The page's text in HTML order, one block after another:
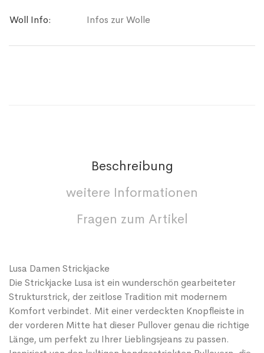
Woll Info:
Infos zur Wolle
Beschreibung
weitere Informationen
Fragen zum Artikel
Lusa Damen Strickjacke
Die Strickjacke Lusa ist ein wunderschön gearbeiteter
Strukturstrick, der zeitlose Tradition mit modernem
Komfort verbindet. Mit einer verdeckten Knopfleiste in
der vorderen Mitte hat dieser Pullover genau die richtige
Länge, um perfekt zu Ihrer Lieblingsjeans zu passen.